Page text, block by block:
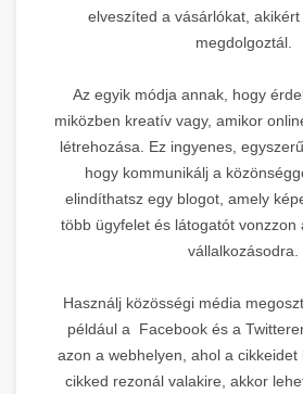
elveszíted a vásárlókat,
megdolgoztál.
Az egyik módja annak, hogy
miközben kreatív vagy, amikor
létrehozása. Ez ingyenes,
hogy kommunikálj a
elindíthatsz egy blogot, amely
több ügyfelet és látogatót vonzzon
vállalkozásodra.
Használj közösségi média
például a Facebook és a
azon a webhelyen, ahol a cikkeidet
cikked rezonál valakire, akkor